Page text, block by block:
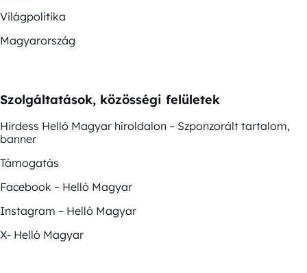
Világpolitika
Magyarország
Szolgáltatások, közösségi felületek
Hirdess Helló Magyar híroldalon – Szponzorált tartalom,
banner
Támogatás
Facebook – Helló Magyar
Instagram – Helló Magyar
X- Helló Magyar